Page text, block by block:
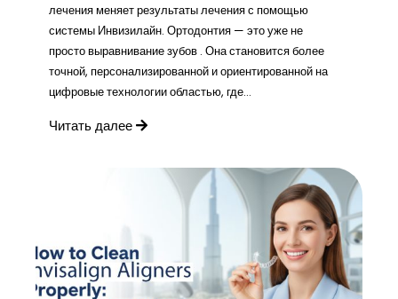
лечения меняет результаты лечения с помощью
системы Инвизилайн. Ортодонтия — это уже не
просто выравнивание зубов . Она становится более
точной, персонализированной и ориентированной на
цифровые технологии областью, где...
Читать далее